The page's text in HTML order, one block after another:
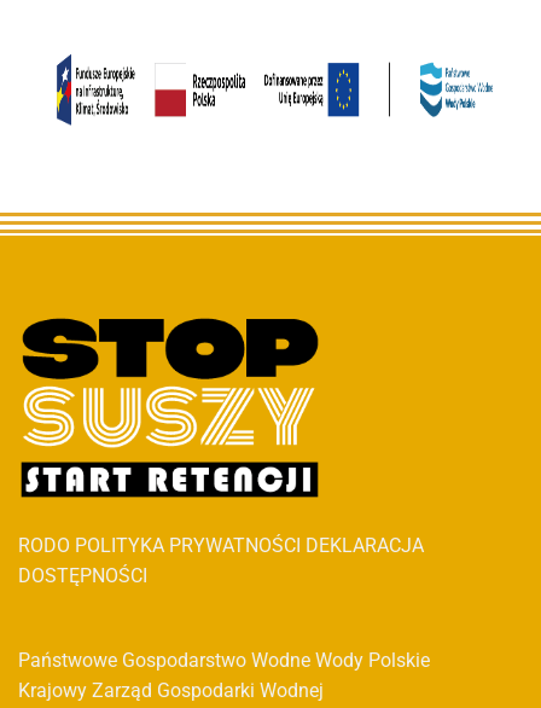
RODO POLITYKA PRYWATNOŚCI DEKLARACJA
DOSTĘPNOŚCI
Państwowe Gospodarstwo Wodne Wody Polskie
Krajowy Zarząd Gospodarki Wodnej